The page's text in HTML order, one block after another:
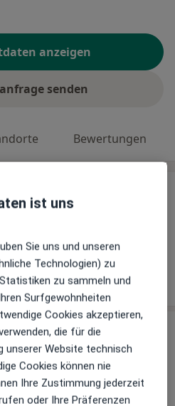
anzeigen
senden
Bewertungen
Leistungen und Kosten
noch keine Informationen
hinzugefügt.
Franck?
ein Portraitbild, Ihre
ist uns
Sie uns und unseren
Technologien) zu
zu sammeln und
Surfgewohnheiten
Cookies akzeptieren,
die für die
unserer Website technisch
Cookies können nie
Ihre Zustimmung jederzeit
oder Ihre Präferenzen